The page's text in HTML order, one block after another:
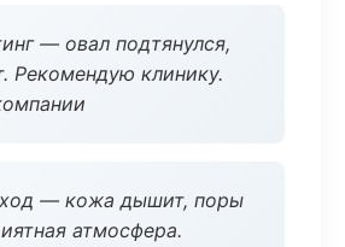
— овал подтянулся,
Рекомендую клинику.
— кожа дышит, поры
атмосфера.